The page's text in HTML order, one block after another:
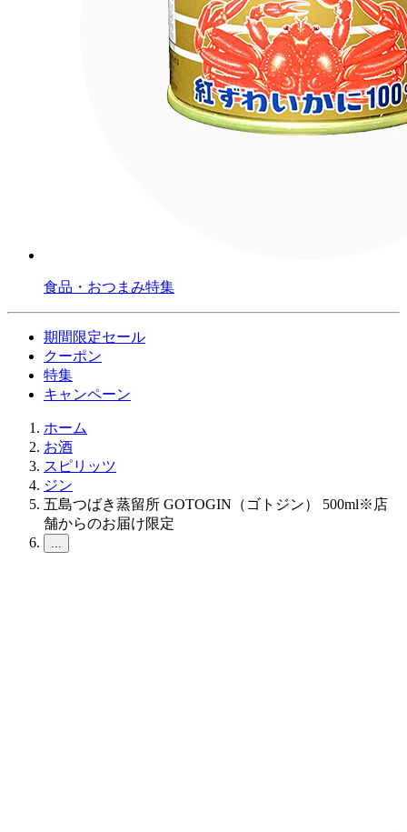
食品・おつまみ特集
期間限定セール
クーポン
特集
キャンペーン
ホーム
お酒
スピリッツ
ジン
五島つばき蒸留所 GOTOGIN（ゴトジン） 500ml※店
舗からのお届け限定
...